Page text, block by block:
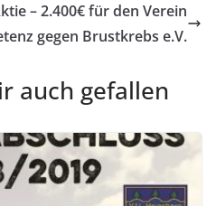
– 2.400€ für den Verein
gegen Brustkrebs e.V.
auch gefallen